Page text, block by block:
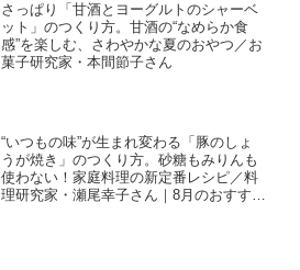
さっぱり「甘酒とヨーグルトのシャーベ
ット」のつくり方。甘酒の“なめらか食
感”を楽しむ、さわやかな夏のおやつ／お
菓子研究家・本間節子さん
“いつもの味”が生まれ変わる「豚のしょ
うが焼き」のつくり方。砂糖もみりんも
使わない！家庭料理の新定番レシピ／料
理研究家・瀬尾幸子さん｜8月のおすすめ